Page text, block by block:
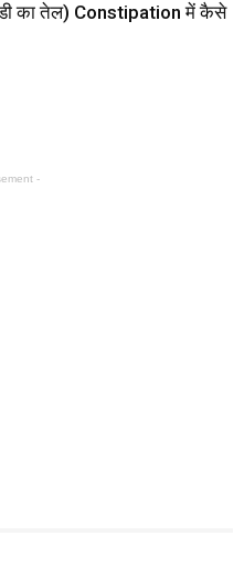
का तेल) Constipation में कैसे
-